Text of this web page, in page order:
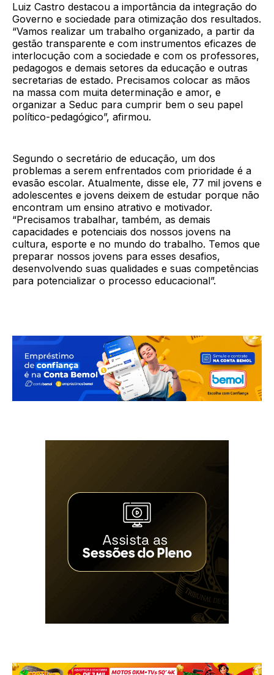
Luiz Castro destacou a importância da integração do
Governo e sociedade para otimização dos resultados.
“Vamos realizar um trabalho organizado, a partir da
gestão transparente e com instrumentos eficazes de
interlocução com a sociedade e com os professores,
pedagogos e demais setores da educação e outras
secretarias de estado. Precisamos colocar as mãos
na massa com muita determinação e amor, e
organizar a Seduc para cumprir bem o seu papel
político-pedagógico”, afirmou.
Segundo o secretário de educação, um dos
problemas a serem enfrentados com prioridade é a
evasão escolar. Atualmente, disse ele, 77 mil jovens e
adolescentes e jovens deixem de estudar porque não
encontram um ensino atrativo e motivador.
“Precisamos trabalhar, também, as demais
capacidades e potenciais dos nossos jovens na
cultura, esporte e no mundo do trabalho. Temos que
preparar nossos jovens para esses desafios,
desenvolvendo suas qualidades e suas competências
para potencializar o processo educacional”.